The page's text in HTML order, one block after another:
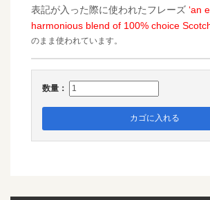
表記が入った際に使われたフレーズ ‘an
harmonious blend of 100% choice
のまま使われています。
数量：
カゴに入れる